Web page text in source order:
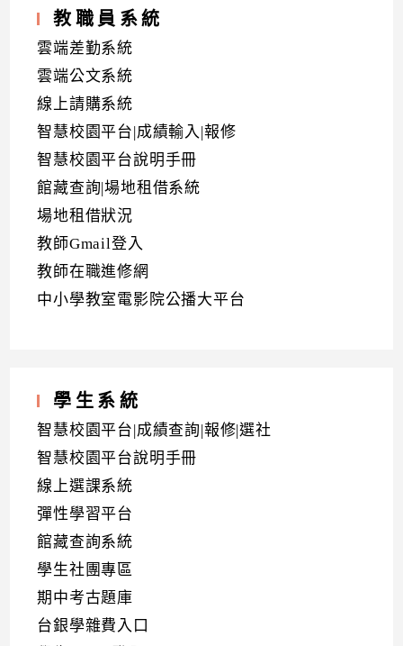
教職員系統
雲端差勤系統
雲端公文系統
線上請購系統
智慧校園平台|成績輸入|報修
智慧校園平台說明手冊
館藏查詢|場地租借系統
場地租借狀況
教師Gmail登入
教師在職進修網
中小學教室電影院公播大平台
學生系統
智慧校園平台|成績查詢|報修|選社
智慧校園平台說明手冊
線上選課系統
彈性學習平台
館藏查詢系統
學生社團專區
期中考古題庫
台銀學雜費入口